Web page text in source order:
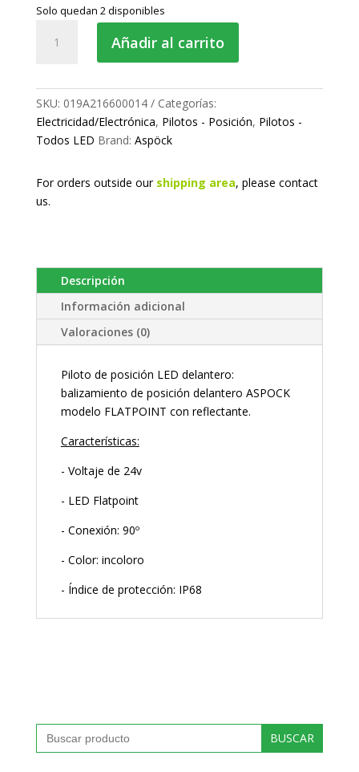
Solo quedan 2 disponibles
-
delantero
cantidad
Añadir al carrito
SKU: 019A216600014
Categorías:
Electricidad/Electrónica, Pilotos - Posición, Pilotos -
Todos LED Brand: Aspöck
For orders outside our shipping area, please contact
us.
Descripción
Información adicional
Valoraciones (0)
Piloto de posición LED delantero:
balizamiento de posición delantero ASPOCK
modelo FLATPOINT con reflectante.
Características:
- Voltaje de 24v
- LED Flatpoint
- Conexión: 90º
- Color: incoloro
- Índice de protección: IP68
Buscar: